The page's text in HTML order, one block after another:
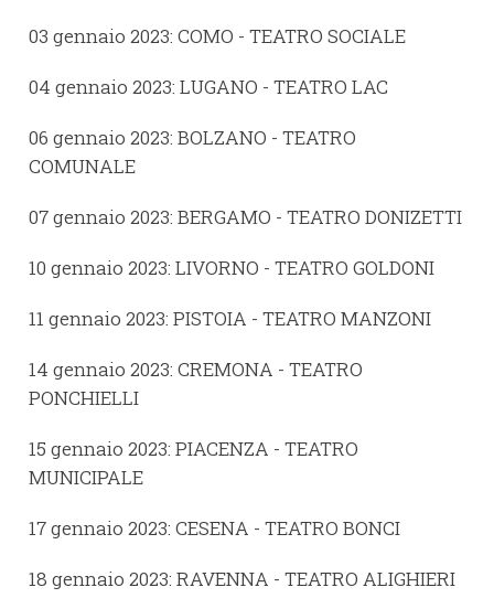
03 gennaio 2023: COMO - TEATRO SOCIALE
04 gennaio 2023: LUGANO - TEATRO LAC
06 gennaio 2023: BOLZANO - TEATRO
COMUNALE
07 gennaio 2023: BERGAMO - TEATRO DONIZETTI
10 gennaio 2023: LIVORNO - TEATRO GOLDONI
11 gennaio 2023: PISTOIA - TEATRO MANZONI
14 gennaio 2023: CREMONA - TEATRO
PONCHIELLI
15 gennaio 2023: PIACENZA - TEATRO
MUNICIPALE
17 gennaio 2023: CESENA - TEATRO BONCI
18 gennaio 2023: RAVENNA - TEATRO ALIGHIERI